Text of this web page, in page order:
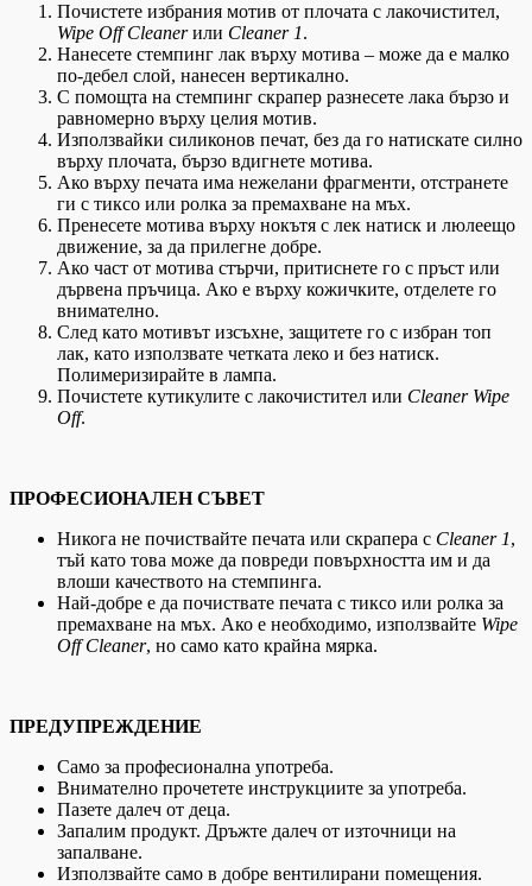
Почистете избрания мотив от плочата с лакочистител,
Wipe Off Cleanerили Cleaner 1.
Нанесете стемпинг лак върху мотива – може да е малко
по-дебел слой, нанесен вертикално.
С помощта на стемпинг скрапер разнесете лака бързо и
равномерно върху целия мотив.
Използвайки силиконов печат, без да го натискате силно
върху плочата, бързо вдигнете мотива.
Ако върху печата има нежелани фрагменти, отстранете
ги с тиксо или ролка за премахване на мъх.
Пренесете мотива върху нокътя с лек натиск и люлеещо
движение, за да прилегне добре.
Ако част от мотива стърчи, притиснете го с пръст или
дървена пръчица. Ако е върху кожичките, отделете го
внимателно.
След като мотивът изсъхне, защитете го с избран топ
лак, като използвате четката леко и без натиск.
Полимеризирайте в лампа.
Почистете кутикулите с лакочистител или Cleaner Wipe
Off.
ПРОФЕСИОНАЛЕН СЪВЕТ
Никога не почиствайте печата или скрапера с Cleaner 1,
тъй като това може да повреди повърхността им и да
влоши качеството на стемпинга.
Най-добре е да почиствате печата с тиксо или ролка за
премахване на мъх. Ако е необходимо, използвайте Wipe
Off Cleaner, но само като крайна мярка.
ПРЕДУПРЕЖДЕНИЕ
Само за професионална употреба.
Внимателно прочетете инструкциите за употреба.
Пазете далеч от деца.
Запалим продукт. Дръжте далеч от източници на
запалване.
Използвайте само в добре вентилирани помещения.